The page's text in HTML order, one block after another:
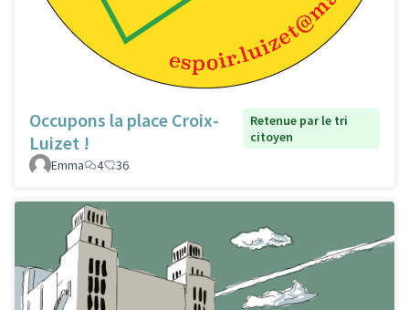
Occupons la place Croix-
Luizet !
Retenue par le tri
citoyen
Emma
4 36